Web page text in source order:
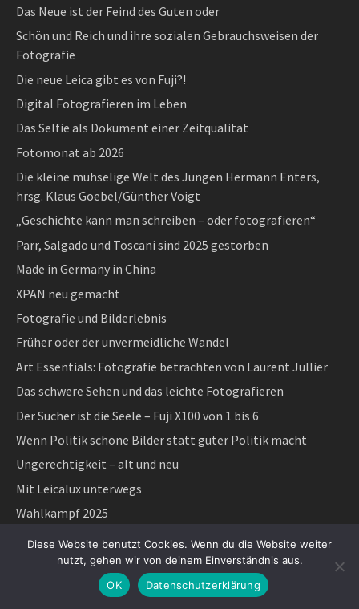
Das Neue ist der Feind des Guten oder
Schön und Reich und ihre sozialen Gebrauchsweisen der
Fotografie
Die neue Leica gibt es von Fuji?!
Digital Fotografieren im Leben
Das Selfie als Dokument einer Zeitqualität
Fotomonat ab 2026
Die kleine mühselige Welt des Jungen Hermann Enters,
hrsg. Klaus Goebel/Günther Voigt
„Geschichte kann man schreiben – oder fotografieren“
Parr, Salgado und Toscani sind 2025 gestorben
Made in Germany in China
XPAN neu gemacht
Fotografie und Bilderlebnis
Früher oder der unvermeidliche Wandel
Art Essentials: Fotografie betrachten von Laurent Jullier
Das schwere Sehen und das leichte Fotografieren
Der Sucher ist die Seele – Fuji X100 von 1 bis 6
Wenn Politik schöne Bilder statt guter Politik macht
Ungerechtigkeit – alt und neu
Mit Leicalux unterwegs
Wahlkampf 2025
Die Fotografin – Lee Miller, ihre Fotos und der Film
Winterpause – Stille
Sucherfotografie als feine Kostbarkeit: Die Fuji X100 Reihe –
Diese Website benutzt Cookies. Wenn du die Website weiter
nutzt, gehen wir von deinem Einverständnis aus.
OK
Datenschutzerklärung